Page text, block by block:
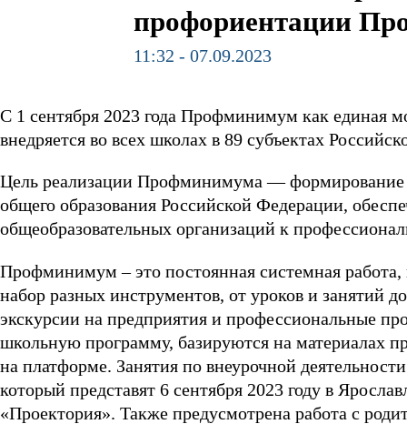
профориентации
11:32 - 07.09.2023
С 1 сентября 2023 года Профминимум как единая
внедряется во всех школах в 89 субъектах
Цель реализации Профминимума — формирование
общего образования Российской Федерации,
общеобразовательных организаций к
Профминимум – это постоянная системная
набор разных инструментов, от уроков и занятий
экскурсии на предприятия и профессиональные
школьную программу, базируются на материалах
на платформе. Занятия по внеурочной
который представят 6 сентября 2023 году в
«Проектория». Также предусмотрена работа с